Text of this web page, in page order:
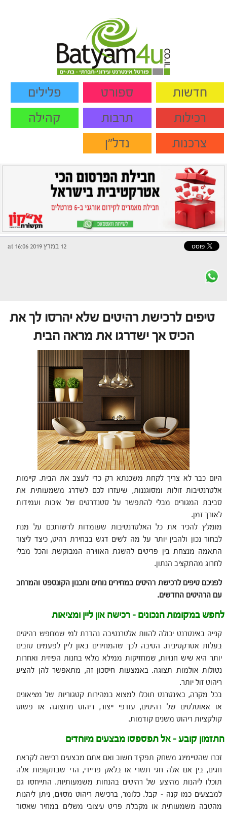
חדשות ספורט
פלילים
רכילות
תרבות
קהילה
צרכנות
נדל"ן
12 במרץ 2019 at 16:06
טיפים לרכישת רהיטים שלא יהרסו לך את
הכיס אך ישדרגו את מראה הבית
היום כבר לא צריך לקחת משכנתא רק כדי לעצב את הבית. קיימות
אלטרנטיבות זולות ומסוגננות, שיעזרו לכם לשדרג משמעותית את
סביבת המגורים מבלי להתפשר על סטנדרטים של איכות ועמידות
לאורך זמן.
מומלץ להכיר את כל האלטרנטיבות שעומדות לרשותכם על מנת
לבחור נכון ולהבין יותר על מה לשים דגש בבחירת רהיט, כיצד ליצור
התאמה מנצחת בין פריטים להשגת האווירה המבוקשת והכל מבלי
לחרוג מהתקציב הנתון.
לפניכם טיפים לרכישת רהיטים במחירים נוחים ותכנון הקונספט והמרחב
עם הרהיטים החדשים.
לחפש במקומות הנכונים – רכישה און ליין ומציאות
קנייה באינטרנט יכולה להוות אלטרנטיבה נהדרת למי שמחפש רהיטים
בעלות אטרקטיבית. הסיבה לכך שהמחירים באון ליין לפעמים טובים
יותר היא שיש חנויות, שמחזיקות ממילא מלאי בחנות הפיזית ואחרות
נטולות אולמות תצוגה. באמצעות חיסכון זה, מתאפשר להן להציע
ריהוט זול יותר.
בכל מקרה, באינטרנט תוכלו למצוא במהירות קטגוריות של מציאונים
או אאוטלטים של רהיטים, עודפי ייצור, ריהוט מתצוגה או פשוט
קולקציות ריהוט משנים קודמות.
התזמון קובע – אל תפספסו מבצעים מיוחדים
זכרו שהטיימינג משחק תפקיד חשוב ואם אתם מבצעים רכישה לקראת
חגים, בין אם אלה חגי תשרי או בלאק פריידי, הרי שבתקופות אלה
תוכלו ליהנות מהיצע של רהיטים בהנחות משמעותיות. התייחסו גם
למבצעים כמו קנה – קבל. כלומר, ברכישת ריהוט מסוים, ניתן ליהנות
מהטבה משמעותית או מקבלת פריט עיצובי משלים במחיר שאסור